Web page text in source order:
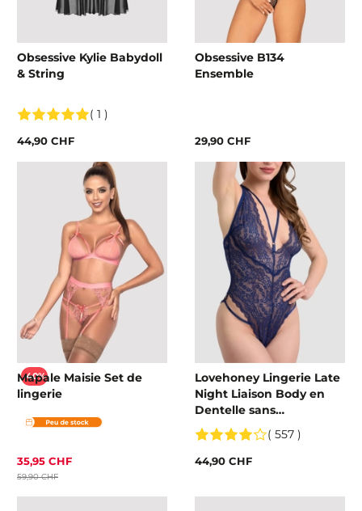
Obsessive Kylie Babydoll
& String
( 1 )
44,90 CHF
Obsessive B134
Ensemble
29,90 CHF
-40%
Mapale Maisie Set de
lingerie
35,95 CHF
59,90 CHF
Lovehoney Lingerie Late
Night Liaison Body en
Dentelle sans
Entrejambe
( 557 )
44,90 CHF